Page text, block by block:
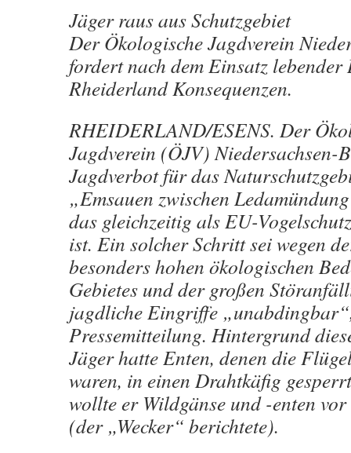
Jäger raus aus Schutzgebiet
Der Ökologische Jagdverein
fordert nach dem Einsatz lebender
Rheiderland Konsequenzen.
RHEIDERLAND/ESENS. Der
Jagdverein (ÖJV) Niedersachsen-
Jagdverbot für das
„Emsauen zwischen
das gleichzeitig als EU-
ist. Ein solcher Schritt sei wegen
besonders hohen ökologischen
Gebietes und der großen
jagdliche Eingriffe
Pressemitteilung. Hintergrund
Jäger hatte Enten, denen die
waren, in einen Drahtkäfig
wollte er Wildgänse und -enten
(der „Wecker“ berichtete).